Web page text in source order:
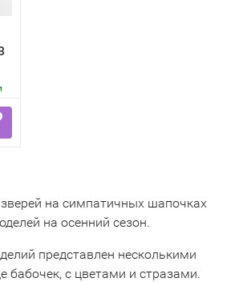
на симпатичных шапочках
на осенний сезон.
представлен несколькими
бабочек, с цветами и стразами.